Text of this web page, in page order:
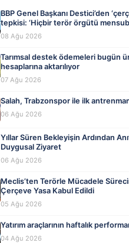
BBP Genel Başkanı Destici’den
tepkisi: ‘Hiçbir terör örgütü
affedilmesi kabul edilemez’
08 Ağu 2026
Tarımsal destek ödemeleri bugün
hesaplarına aktarılıyor
07 Ağu 2026
Salah, Trabzonspor ile ilk
06 Ağu 2026
Yıllar Süren Bekleyişin Ardından
Duygusal Ziyaret
06 Ağu 2026
Meclis’ten Terörle Mücadele
Çerçeve Yasa Kabul Edildi
05 Ağu 2026
Yatırım araçlarının haftalık
04 Ağu 2026